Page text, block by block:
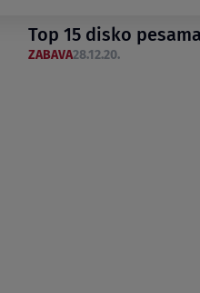
Top 15 disko
ZABAVA28.12.20.